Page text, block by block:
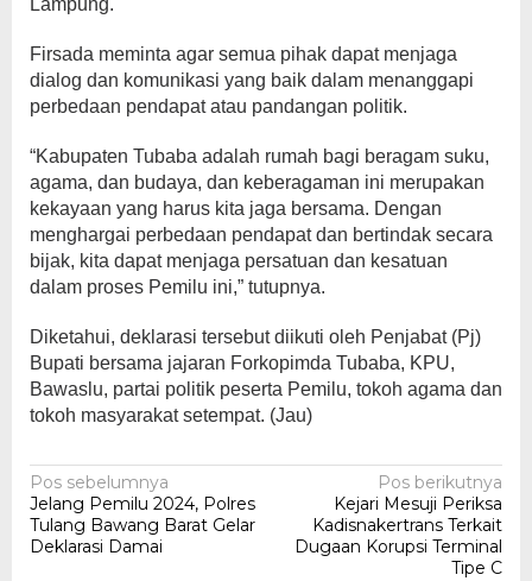
Lampung.
Firsada meminta agar semua pihak dapat menjaga
dialog dan komunikasi yang baik dalam menanggapi
perbedaan pendapat atau pandangan politik.
“Kabupaten Tubaba adalah rumah bagi beragam suku,
agama, dan budaya, dan keberagaman ini merupakan
kekayaan yang harus kita jaga bersama. Dengan
menghargai perbedaan pendapat dan bertindak secara
bijak, kita dapat menjaga persatuan dan kesatuan
dalam proses Pemilu ini,” tutupnya.
Diketahui, deklarasi tersebut diikuti oleh Penjabat (Pj)
Bupati bersama jajaran Forkopimda Tubaba, KPU,
Bawaslu, partai politik peserta Pemilu, tokoh agama dan
tokoh masyarakat setempat. (Jau)
Navigasi
pos
Pos sebelumnya
Jelang Pemilu 2024, Polres
Tulang Bawang Barat Gelar
Deklarasi Damai
Pos berikutnya
Kejari Mesuji Periksa
Kadisnakertrans Terkait
Dugaan Korupsi Terminal
Tipe C